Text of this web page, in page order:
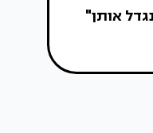
אותן"